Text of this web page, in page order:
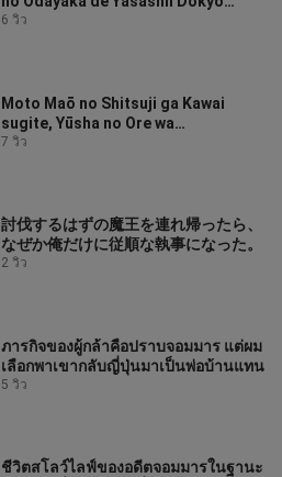
Seikatsu.
6 วิว
Moto Maō no Shitsuji ga Kawai
sugite, Yūsha no Ore wa
Hotteokenai.
7 วิว
討伐するはずの魔王を連れ帰ったら、
なぜか俺だけに従順な執事になった。
2 วิว
ภารกิจของผู้กล้าคือปราบจอมมาร แต่ผม
เลือกพาเขากลับญี่ปุ่นมาเป็นพ่อบ้านแทน
5 วิว
ชีวิตสโลว์ไลฟ์ของอดีตจอมมารในฐานะ